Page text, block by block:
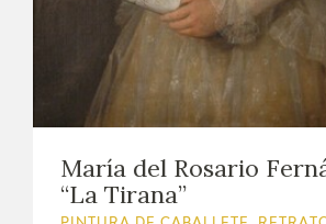
María del Rosario
“La Tirana”